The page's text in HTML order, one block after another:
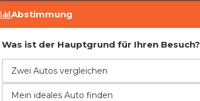
Fahrzeughistorie prüfen
Abstimmung
Was ist der Hauptgrund für Ihren Besuch?
Zwei Autos vergleichen
Mein ideales Auto finden